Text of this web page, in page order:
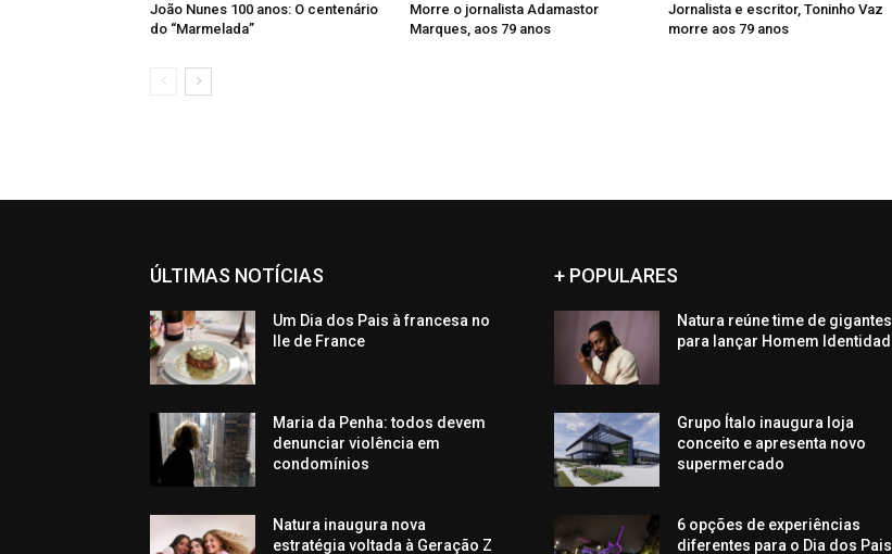
João Nunes 100 anos: O centenário
do “Marmelada”
Morre o jornalista Adamastor
Marques, aos 79 anos
Jornalista e escritor, Toninho Vaz
morre aos 79 anos
ÚLTIMAS NOTÍCIAS
Um Dia dos Pais à francesa no
Ile de France
Maria da Penha: todos devem
denunciar violência em
condomínios
Natura inaugura nova
estratégia voltada à Geração Z
+ POPULARES
Natura reúne time de gigantes
para lançar Homem Identidad
Grupo Ítalo inaugura loja
conceito e apresenta novo
supermercado
6 opções de experiências
diferentes para o Dia dos Pais